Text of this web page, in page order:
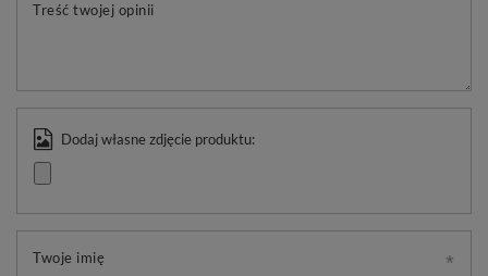
Treść twojej opinii
Dodaj własne zdjęcie produktu:
Twoje imię